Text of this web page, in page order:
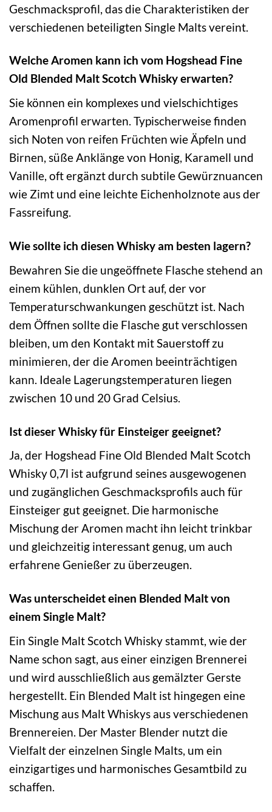
Geschmacksprofil, das die Charakteristiken der
verschiedenen beteiligten Single Malts vereint.
Welche Aromen kann ich vom Hogshead Fine
Old Blended Malt Scotch Whisky erwarten?
Sie können ein komplexes und vielschichtiges
Aromenprofil erwarten. Typischerweise finden
sich Noten von reifen Früchten wie Äpfeln und
Birnen, süße Anklänge von Honig, Karamell und
Vanille, oft ergänzt durch subtile Gewürznuancen
wie Zimt und eine leichte Eichenholznote aus der
Fassreifung.
Wie sollte ich diesen Whisky am besten lagern?
Bewahren Sie die ungeöffnete Flasche stehend an
einem kühlen, dunklen Ort auf, der vor
Temperaturschwankungen geschützt ist. Nach
dem Öffnen sollte die Flasche gut verschlossen
bleiben, um den Kontakt mit Sauerstoff zu
minimieren, der die Aromen beeinträchtigen
kann. Ideale Lagerungstemperaturen liegen
zwischen 10 und 20 Grad Celsius.
Ist dieser Whisky für Einsteiger geeignet?
Ja, der Hogshead Fine Old Blended Malt Scotch
Whisky 0,7l ist aufgrund seines ausgewogenen
und zugänglichen Geschmacksprofils auch für
Einsteiger gut geeignet. Die harmonische
Mischung der Aromen macht ihn leicht trinkbar
und gleichzeitig interessant genug, um auch
erfahrene Genießer zu überzeugen.
Was unterscheidet einen Blended Malt von
einem Single Malt?
Ein Single Malt Scotch Whisky stammt, wie der
Name schon sagt, aus einer einzigen Brennerei
und wird ausschließlich aus gemälzter Gerste
hergestellt. Ein Blended Malt ist hingegen eine
Mischung aus Malt Whiskys aus verschiedenen
Brennereien. Der Master Blender nutzt die
Vielfalt der einzelnen Single Malts, um ein
einzigartiges und harmonisches Gesamtbild zu
schaffen.